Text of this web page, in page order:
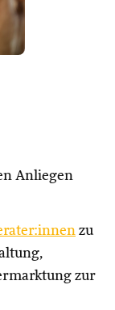
Anliegen
zu
zur